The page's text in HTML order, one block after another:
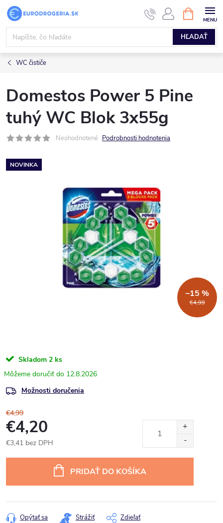
Prejsť
obsah
HĽADAŤ
KOŠÍK
WC čističe
Domestos Power 5 Pine
tuhý WC Blok 3x55g
Neohodnotené Podrobnosti hodnotenia
NOVINKA
€4,99
–15 %
Skladom 2 ks
12.8.2026
Možnosti doručenia
€4,99
€4,20
€3,41 bez DPH
PRIDAŤ DO KOŠÍKA
Opýtať sa Strážiť Zdieľať